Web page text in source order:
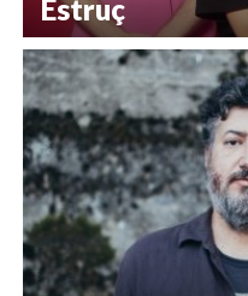
Estruç